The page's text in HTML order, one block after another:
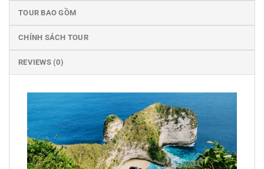
TOUR BAO GỒM
CHÍNH SÁCH TOUR
REVIEWS (0)